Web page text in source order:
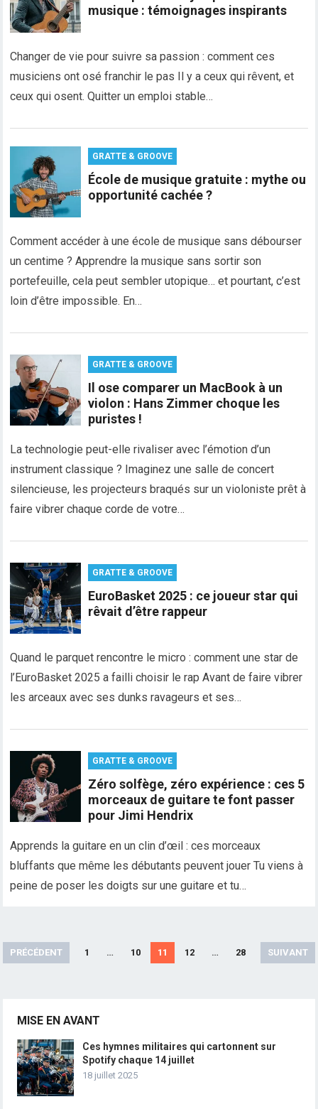
musique : témoignages inspirants
Changer de vie pour suivre sa passion : comment ces
musiciens ont osé franchir le pas Il y a ceux qui rêvent, et
ceux qui osent. Quitter un emploi stable…
GRATTE & GROOVE
École de musique gratuite : mythe ou
opportunité cachée ?
Comment accéder à une école de musique sans débourser
un centime ? Apprendre la musique sans sortir son
portefeuille, cela peut sembler utopique… et pourtant, c’est
loin d’être impossible. En…
GRATTE & GROOVE
Il ose comparer un MacBook à un
violon : Hans Zimmer choque les
puristes !
La technologie peut-elle rivaliser avec l’émotion d’un
instrument classique ? Imaginez une salle de concert
silencieuse, les projecteurs braqués sur un violoniste prêt à
faire vibrer chaque corde de votre…
GRATTE & GROOVE
EuroBasket 2025 : ce joueur star qui
rêvait d’être rappeur
Quand le parquet rencontre le micro : comment une star de
l’EuroBasket 2025 a failli choisir le rap Avant de faire vibrer
les arceaux avec ses dunks ravageurs et ses…
GRATTE & GROOVE
Zéro solfège, zéro expérience : ces 5
morceaux de guitare te font passer
pour Jimi Hendrix
Apprends la guitare en un clin d’œil : ces morceaux
bluffants que même les débutants peuvent jouer Tu viens à
peine de poser les doigts sur une guitare et tu…
Pagination
des
PRÉCÉDENT 1 … 10 11 12 … 28 SUIVANT
MISE EN AVANT
Ces hymnes militaires qui cartonnent sur
Spotify chaque 14 juillet
18 juillet 2025